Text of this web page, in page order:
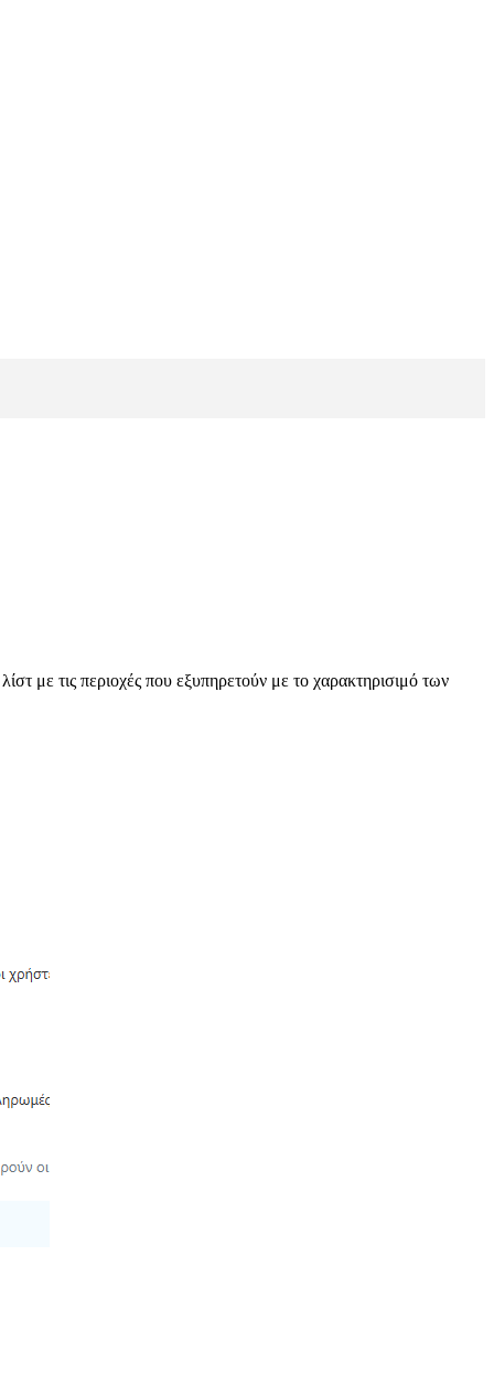
με τις περιοχές που εξυπηρετούν με το χαρακτηρισιμό των